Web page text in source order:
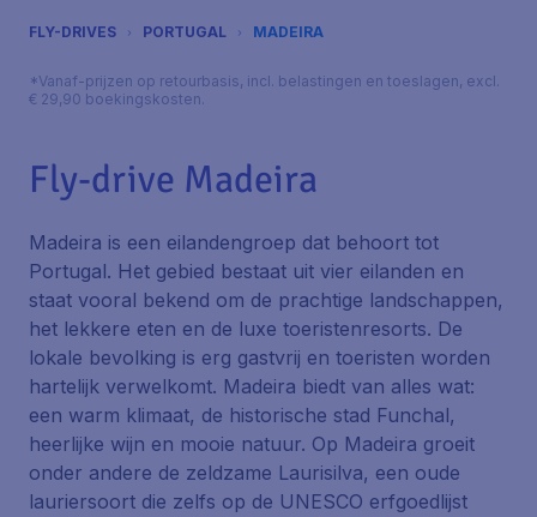
FLY-DRIVES PORTUGAL MADEIRA
*Vanaf-prijzen op retourbasis, incl. belastingen en toeslagen, excl.
€ 29,90 boekingskosten.
Fly-drive Madeira
Madeira is een eilandengroep dat behoort tot
Portugal. Het gebied bestaat uit vier eilanden en
staat vooral bekend om de prachtige landschappen,
het lekkere eten en de luxe toeristenresorts. De
lokale bevolking is erg gastvrij en toeristen worden
hartelijk verwelkomt. Madeira biedt van alles wat:
een warm klimaat, de historische stad Funchal,
heerlijke wijn en mooie natuur. Op Madeira groeit
onder andere de zeldzame Laurisilva, een oude
lauriersoort die zelfs op de UNESCO erfgoedlijst